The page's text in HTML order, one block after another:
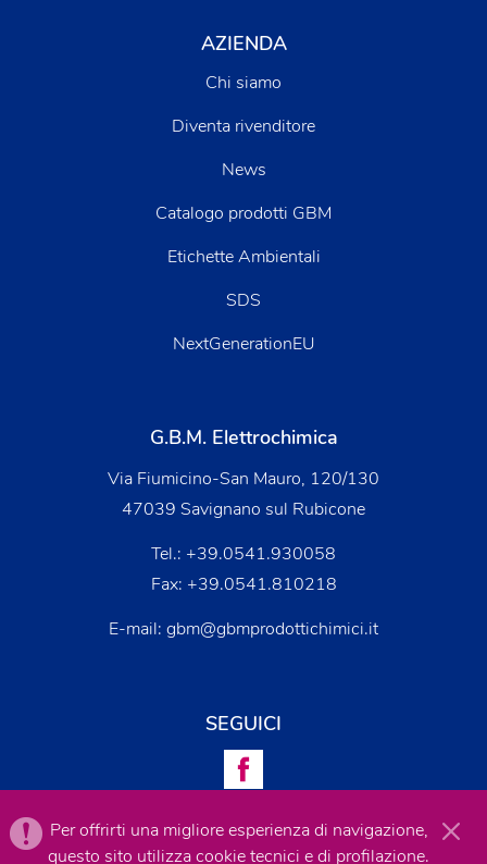
AZIENDA
Chi siamo
Diventa rivenditore
News
Catalogo prodotti GBM
Etichette Ambientali
SDS
NextGenerationEU
G.B.M. Elettrochimica
Via Fiumicino-San Mauro, 120/130
47039 Savignano sul Rubicone
Tel.: +39.0541.930058
Fax: +39.0541.810218
E-mail: gbm@gbmprodottichimici.it
SEGUICI
Per offrirti una migliore esperienza di navigazione,
questo sito utilizza cookie tecnici e di profilazione.